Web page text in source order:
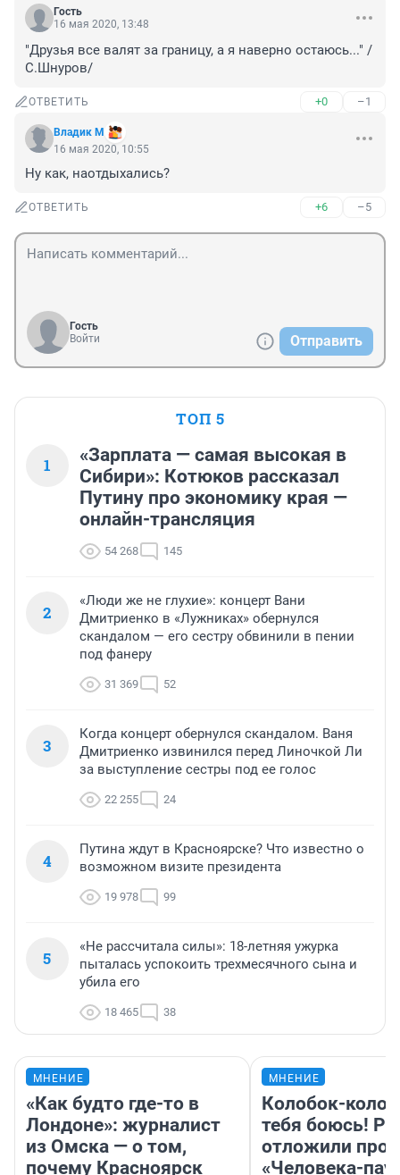
Гость
16 мая 2020, 13:48
"Друзья все валят за границу, а я наверно остаюсь..." /
С.Шнуров/
ОТВЕТИТЬ +0 –1
Владик М
16 мая 2020, 10:55
Ну как, наотдыхались?
ОТВЕТИТЬ +6 –5
Гость
Войти
Отправить
ТОП 5
1
«Зарплата — самая высокая в
Сибири»: Котюков рассказал
Путину про экономику края —
онлайн-трансляция
54 268 145
2
«Люди же не глухие»: концерт Вани
Дмитриенко в «Лужниках» обернулся
скандалом — его сестру обвинили в пении
под фанеру
31 369 52
3
Когда концерт обернулся скандалом. Ваня
Дмитриенко извинился перед Линочкой Ли
за выступление сестры под ее голос
22 255 24
4
Путина ждут в Красноярске? Что известно о
возможном визите президента
19 978 99
5
«Не рассчитала силы»: 18-летняя ужурка
пыталась успокоить трехмесячного сына и
убила его
18 465 38
МНЕНИЕ
«Как будто где-то в
Лондоне»: журналист
из Омска — о том,
почему Красноярск
МНЕНИЕ
Колобок-
тебя боюсь!
отложили
«Человека-